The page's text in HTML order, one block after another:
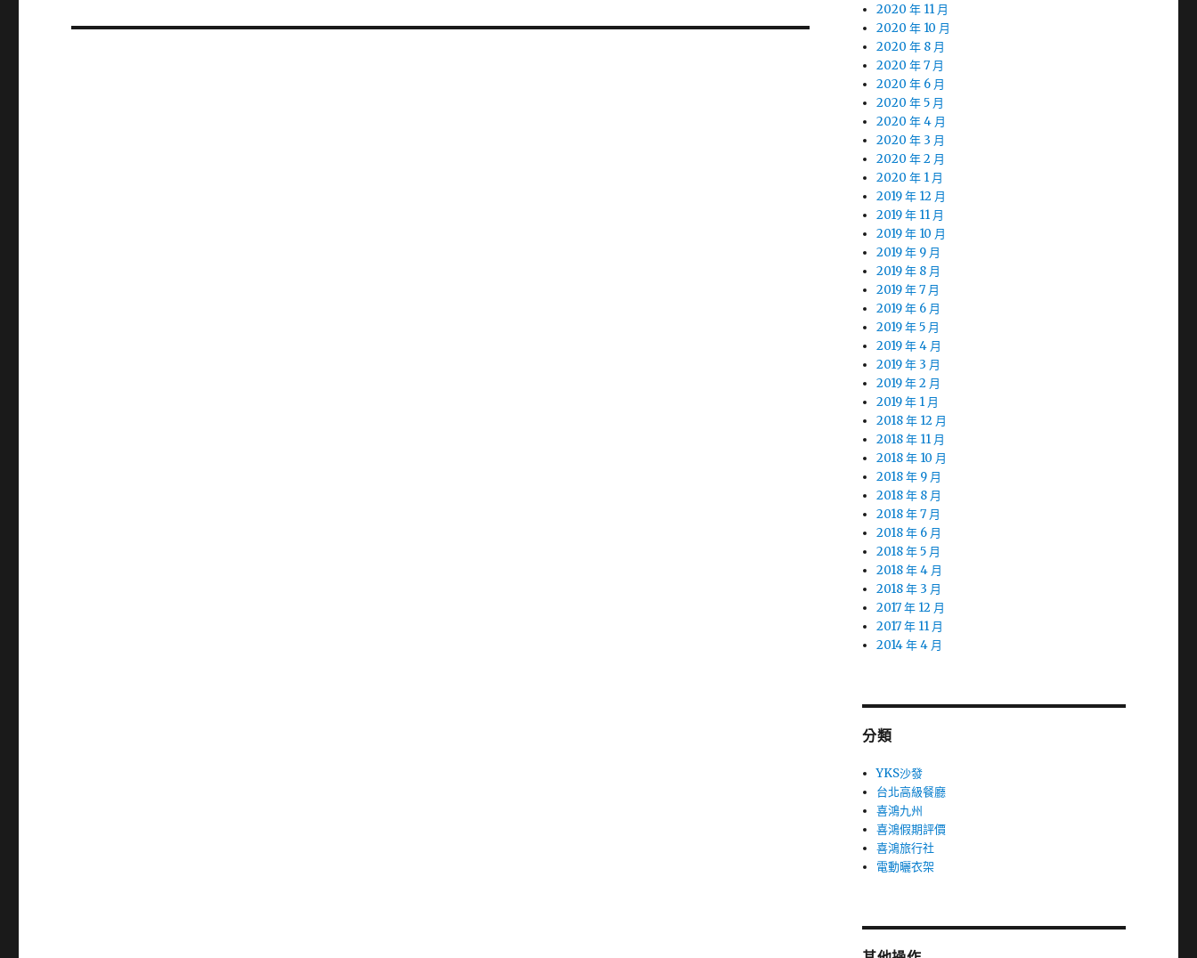
篇
2020 年 11 月
2020 年 10 月
2020 年 8 月
2020 年 7 月
2020 年 6 月
2020 年 5 月
2020 年 4 月
2020 年 3 月
2020 年 2 月
2020 年 1 月
2019 年 12 月
2019 年 11 月
2019 年 10 月
2019 年 9 月
2019 年 8 月
2019 年 7 月
2019 年 6 月
2019 年 5 月
2019 年 4 月
2019 年 3 月
2019 年 2 月
2019 年 1 月
2018 年 12 月
2018 年 11 月
2018 年 10 月
2018 年 9 月
2018 年 8 月
2018 年 7 月
2018 年 6 月
2018 年 5 月
2018 年 4 月
2018 年 3 月
2017 年 12 月
2017 年 11 月
2014 年 4 月
分類
YKS沙發
台北高級餐廳
喜鴻九州
喜鴻假期評價
喜鴻旅行社
電動曬衣架